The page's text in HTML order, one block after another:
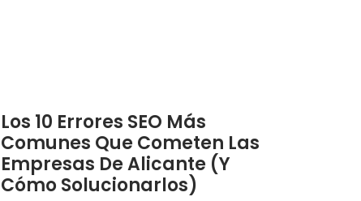
Los 10 Errores SEO Más
Comunes Que Cometen Las
Empresas De Alicante (y
Cómo Solucionarlos)